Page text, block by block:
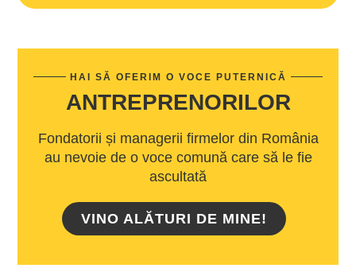
HAI SĂ OFERIM O VOCE PUTERNICĂ
ANTREPRENORILOR
Fondatorii și managerii firmelor din România
au nevoie de o voce comună care să le fie
ascultată
VINO ALĂTURI DE MINE!